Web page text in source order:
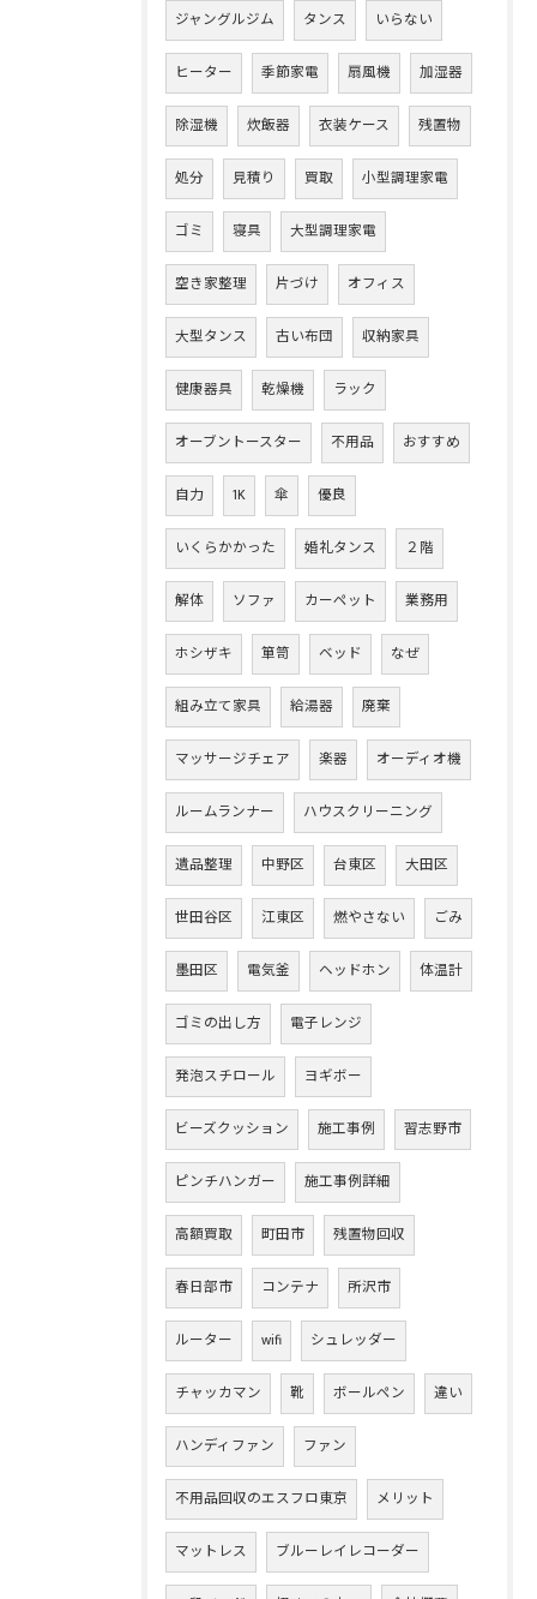
ジャングルジム タンス いらない
ヒーター 季節家電 扇風機 加湿器
除湿機 炊飯器 衣装ケース 残置物
処分 見積り 買取 小型調理家電
ゴミ 寝具 大型調理家電
空き家整理 片づけ オフィス
大型タンス 古い布団 収納家具
健康器具 乾燥機 ラック
オーブントースター 不用品 おすすめ
自力 1K 傘 優良
いくらかかった 婚礼タンス ２階
解体 ソファ カーペット 業務用
ホシザキ 箪笥 ベッド なぜ
組み立て家具 給湯器 廃棄
マッサージチェア 楽器 オーディオ機
ルームランナー ハウスクリーニング
遺品整理 中野区 台東区 大田区
世田谷区 江東区 燃やさない ごみ
墨田区 電気釜 ヘッドホン 体温計
ゴミの出し方 電子レンジ
発泡スチロール ヨギボー
ビーズクッション 施工事例 習志野市
ピンチハンガー 施工事例詳細
高額買取 町田市 残置物回収
春日部市 コンテナ 所沢市
ルーター wifi シュレッダー
チャッカマン 靴 ボールペン 違い
ハンディファン ファン
不用品回収のエスフロ東京 メリット
マットレス ブルーレイレコーダー